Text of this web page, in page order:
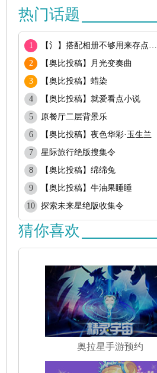
热门话题
1 【氵】搭配相册不够用来存点搭配
2
【奥比投稿】月光变奏曲
3
【奥比投稿】蜡染
4
【奥比投稿】就爱看点小说
5
原餐厅二层背景乐
6
【奥比投稿】夜色华彩·玉生兰
7
星际旅行绝版搜集令
8
【奥比投稿】绵绵兔
9
【奥比投稿】牛油果睡睡
10
探索未来星绝版收集令
猜你喜欢
奥拉星手游预约